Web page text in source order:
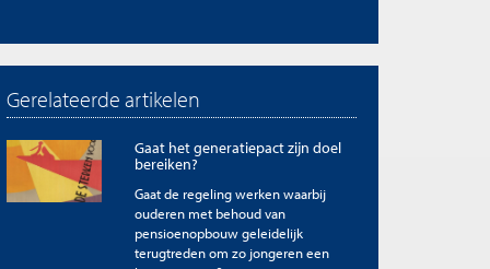
Gerelateerde artikelen
Gaat het generatiepact zijn doel
bereiken?
Gaat de regeling werken waarbij
ouderen met behoud van
pensioenopbouw geleidelijk
terugtreden om zo jongeren een